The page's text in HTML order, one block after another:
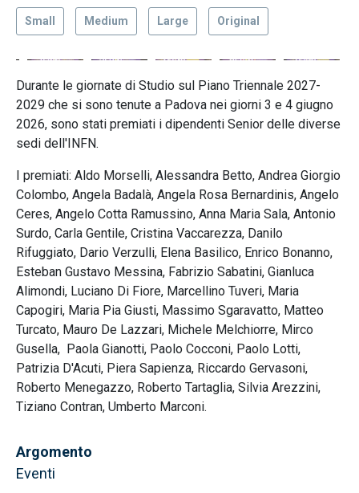
Small Medium Large Original
Durante le giornate di Studio sul Piano Triennale 2027-
2029 che si sono tenute a Padova nei giorni 3 e 4 giugno
2026, sono stati premiati i dipendenti Senior delle diverse
sedi dell'INFN.
I premiati: Aldo Morselli, Alessandra Betto, Andrea Giorgio
Colombo, Angela Badalà, Angela Rosa Bernardinis, Angelo
Ceres, Angelo Cotta Ramussino, Anna Maria Sala, Antonio
Surdo, Carla Gentile, Cristina Vaccarezza, Danilo
Rifuggiato, Dario Verzulli, Elena Basilico, Enrico Bonanno,
Esteban Gustavo Messina, Fabrizio Sabatini, Gianluca
Alimondi, Luciano Di Fiore, Marcellino Tuveri, Maria
Capogiri, Maria Pia Giusti, Massimo Sgaravatto, Matteo
Turcato, Mauro De Lazzari, Michele Melchiorre, Mirco
Gusella, Paola Gianotti, Paolo Cocconi, Paolo Lotti,
Patrizia D'Acuti, Piera Sapienza, Riccardo Gervasoni,
Roberto Menegazzo, Roberto Tartaglia, Silvia Arezzini,
Tiziano Contran, Umberto Marconi.
Argomento
Eventi